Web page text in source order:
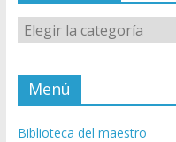
Categorías
Menú
Biblioteca del maestro